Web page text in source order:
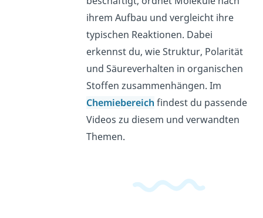
ihrem Aufbau und vergleicht ihre
typischen Reaktionen. Dabei
erkennst du, wie Struktur, Polarität
und Säureverhalten in organischen
Stoffen zusammenhängen. Im
Chemiebereich findest du passende
Videos zu diesem und verwandten
Themen.